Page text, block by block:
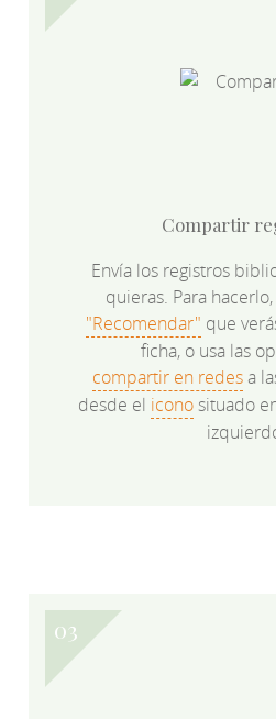
Compartir
Envía los registros
quieras. Para
"Recomendar" que
ficha, o usa las
compartir en redesa
desde el iconosituado